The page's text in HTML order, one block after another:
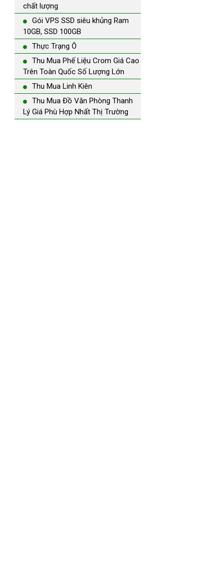
chất lượng
Gói VPS SSD siêu khủng Ram
10GB, SSD 100GB
Thực Trạng Ô
Thu Mua Phế Liệu Crom Giá Cao
Trên Toàn Quốc Số Lượng Lớn
Thu Mua Linh Kiên
Thu Mua Đồ Văn Phòng Thanh
Lý Giá Phù Hợp Nhất Thị Trường